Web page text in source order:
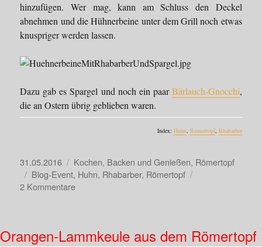
hinzufügen. Wer mag, kann am Schluss den Deckel
abnehmen und die Hühnerbeine unter dem Grill noch etwas
knuspriger werden lassen.
Dazu gab es Spargel und noch ein paarBärlauch-Gnocchi,
die an Ostern übrig geblieben waren.
Index: Huhn, Römertopf, Rhabarber
Veröffentlicht
am
31.05.2016 Kategorien
Kochen, Backen und Genießen, Römertopf
Schlagwörter
Blog-Event, Huhn, Rhabarber, Römertopf
2 Kommentarezu
Orangen-Lammkeule aus dem Römertopf